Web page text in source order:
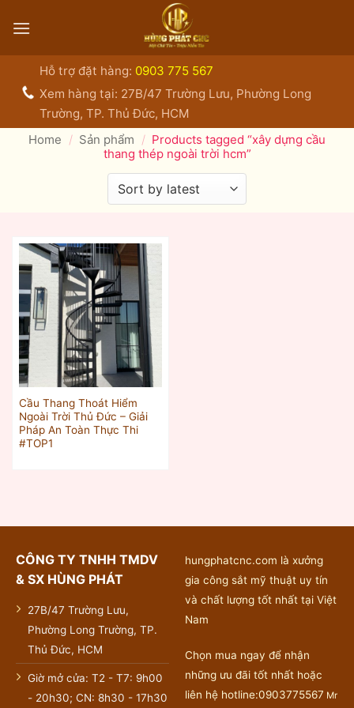
qua
Hỗ trợ đặt hàng: 0903 775 567
Xem hàng tại: 27B/47 Trường Lưu, Phường Long
Trường, TP. Thủ Đức, HCM
Home / Sản phẩm / Products tagged “xây dựng cầu
thang thép ngoài trời hcm”
Cầu Thang Thoát Hiểm
Ngoài Trời Thủ Đức – Giải
Pháp An Toàn Thực Thi
#TOP1
CÔNG TY TNHH TMDV
& SX HÙNG PHÁT
27B/47 Trường Lưu,
Phường Long Trường, TP.
Thủ Đức, HCM
Giờ mở cửa: T2 - T7: 9h00
- 20h30; CN: 8h30 - 17h30
hungphatcnc.com là xưởng
gia công sắt mỹ thuật uy tín
và chất lượng tốt nhất tại Việt
Nam
Chọn mua ngay để nhận
những ưu đãi tốt nhất hoặc
liên hệ hotline:0903775567 Mr